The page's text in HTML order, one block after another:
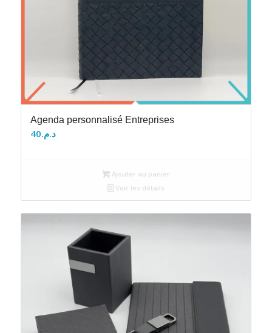
Agenda personnalisé Entreprises
د.م.40
Ajouter au panier
Voir les détails